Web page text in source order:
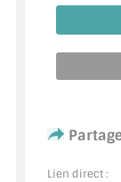
GARDE
VERRIÈRE
VERRES
PLEXIGLAS
Lien direct :